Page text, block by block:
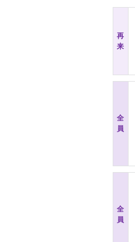
再
来
全
員
全
員